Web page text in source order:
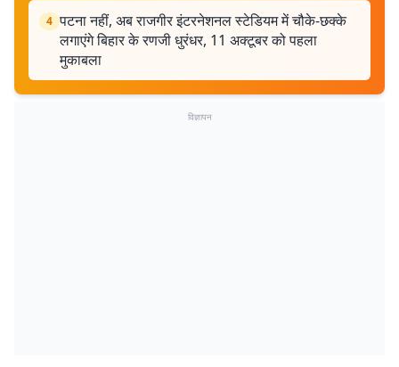
4 पटना नहीं, अब राजगीर इंटरनेशनल स्टेडियम में चौके-छक्के
लगाएंगे बिहार के रणजी धुरंधर, 11 अक्टूबर को पहला
मुकाबला
विज्ञापन